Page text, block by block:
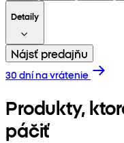
Detaily
Nájsť predajňu
30 dní na vrátenie
Produkty,
páčiť